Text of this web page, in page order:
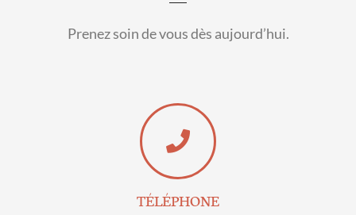
Prenez soin de vous dès aujourd’hui.
TÉLÉPHONE